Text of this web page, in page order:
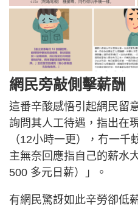
網民旁敲側擊薪酬
這番辛酸感悟引起網民留
詢問其人工待遇，指出在
（12小時一更），冇一
主無奈回應指自己的薪水
500 多元日薪）」。
有網民驚訝如此辛勞卻低